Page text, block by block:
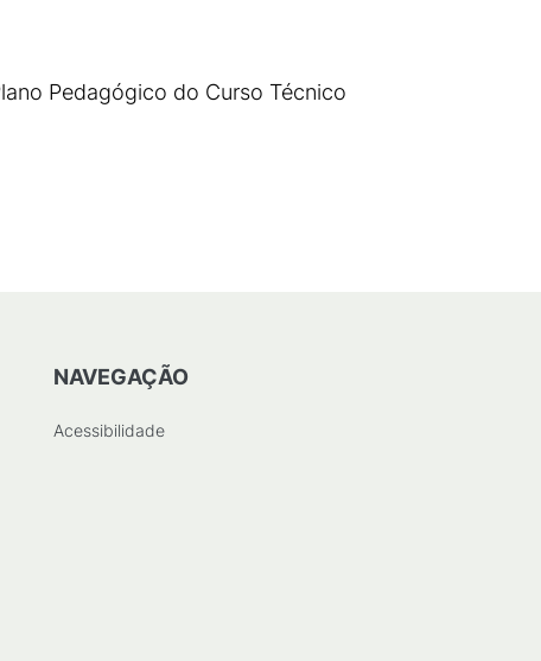
Pedagógico do Curso Técnico
NAVEGAÇÃO
Acessibilidade